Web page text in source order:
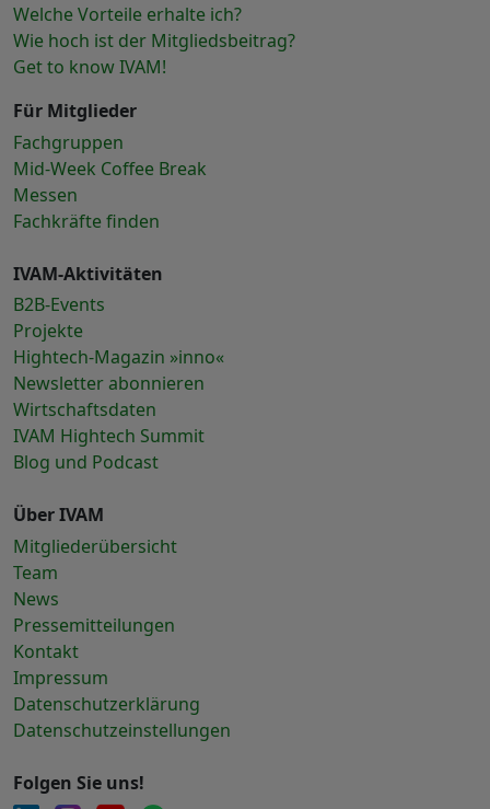
Welche Vorteile erhalte ich?
Wie hoch ist der Mitgliedsbeitrag?
Get to know IVAM!
Für Mitglieder
Fachgruppen
Mid-Week Coffee Break
Messen
Fachkräfte finden
IVAM-Aktivitäten
B2B-Events
Projekte
Hightech-Magazin »inno«
Newsletter abonnieren
Wirtschaftsdaten
IVAM Hightech Summit
Blog und Podcast
Über IVAM
Mitgliederübersicht
Team
News
Pressemitteilungen
Kontakt
Impressum
Datenschutzerklärung
Datenschutzeinstellungen
Folgen Sie uns!